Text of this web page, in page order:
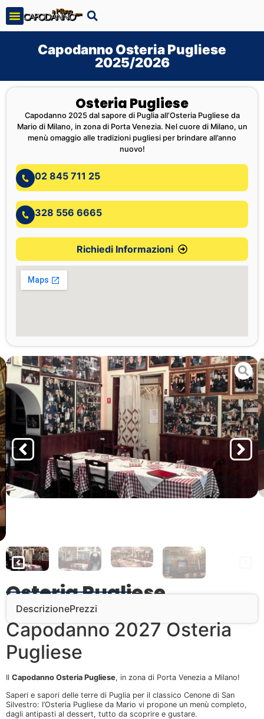
Capodanno Osteria Pugliese
2025/2026
Osteria Pugliese
DescrizionePrezzi
Capodanno 2027 Osteria
Pugliese
Il Capodanno Osteria Pugliese, in zona di Porta Venezia a Milano!
Saperi e sapori delle terre di Puglia per il classico Cenone di San
Silvestro: l’Osteria Pugliese da Mario vi propone un menù completo,
dagli antipasti al dessert, tutto da scoprire e gustare.
Osteria Pugliese
Capodanno 2025 dal sapore di Puglia all’Osteria Pugliese da
Mario di Milano, in zona di Porta Venezia. Nel cuore di Milano, un
menù omaggio alle tradizioni pugliesi per brindare all’anno
nuovo!
02 845 711 25
328 556 6665
Richiedi Informazioni